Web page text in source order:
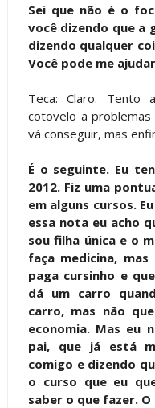
Sei que não é o
você dizendo que a
dizendo qualquer
Você pode me
Teca: Claro.
cotovelo a problemas
vá conseguir, mas
É o seguinte. Eu
2012. Fiz uma
em alguns cursos.
essa nota eu acho
sou filha única e o
faça medicina,
paga cursinho e
dá um carro
carro, mas não
economia. Mas eu
pai, que já está
comigo e dizendo
o curso que eu
saber o que fazer. O